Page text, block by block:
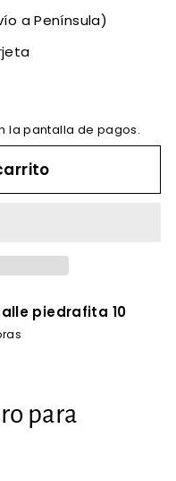
a Península)
la pantalla de pagos.
piedrafita 10
para